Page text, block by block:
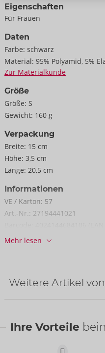
Eigenschaften
Für Frauen
Daten
Farbe: schwarz
Material: 95% Polyamid, 5%
Zur Materialkunde
Größe
Größe: S
Gewicht: 160 g
Verpackung
Breite: 15 cm
Höhe: 3,5 cm
Länge: 20,5 cm
Informationen
VE / Karton: 57
Art.-Nr.: 27194441021
Zolltarifnummer:
Mehr lesen
Weitere Artikel von
Ihre Vorteile